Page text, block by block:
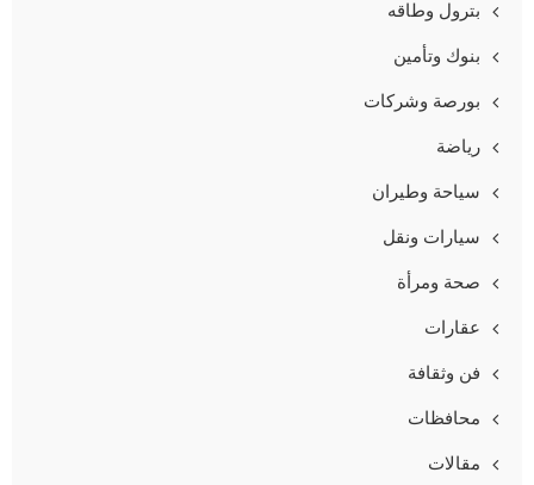
بترول وطاقه
بنوك وتأمين
بورصة وشركات
رياضة
سياحة وطيران
سيارات ونقل
صحة ومرأة
عقارات
فن وثقافة
محافظات
مقالات